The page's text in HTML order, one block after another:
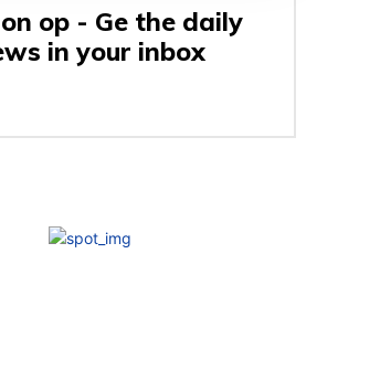
op - Ge the daily
in your inbox